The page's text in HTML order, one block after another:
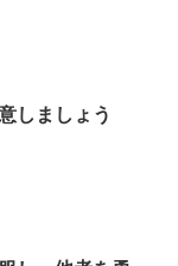
しましょう